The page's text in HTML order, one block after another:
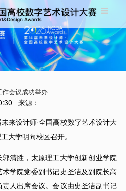
会议成功举办
来源：
来设计师·全国高校数字艺术设计大
大学明向校区召开。
清胜，太原理工大学创新创业学院
学院党委副书记史圣洁及副院长高
人出席会议。会议由史圣洁副书记